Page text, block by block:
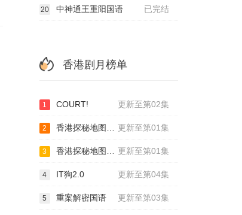
已完结
20 中神通王重阳国语
香港剧月榜单
更新至第02集
1 COURT!
更新至第01集
2 香港探秘地图国语
更新至第01集
3 香港探秘地图粤语
更新至第04集
4 IT狗2.0
更新至第03集
5 重案解密国语